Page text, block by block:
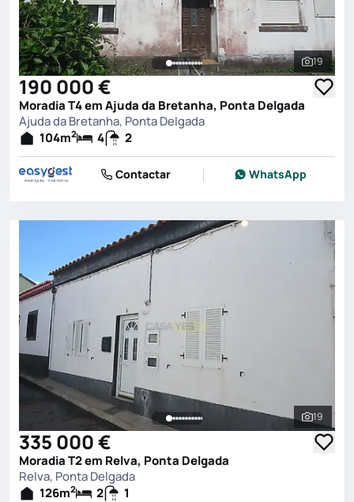
Ver
19
190 000 €
Moradia T4 em Ajuda da Bretanha, Ponta Delgada
Ajuda da Bretanha, Ponta Delgada
104m2 4 2
Contactar WhatsApp
Ver
19
335 000 €
Moradia T2 em Relva, Ponta Delgada
Relva, Ponta Delgada
126m2 2 1